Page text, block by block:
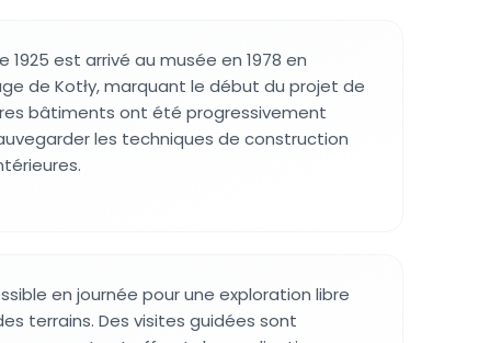
1925 est arrivé au musée en 1978 en
de Kotły, marquant le début du projet de
bâtiments ont été progressivement
les techniques de construction
en journée pour une exploration libre
terrains. Des visites guidées sont